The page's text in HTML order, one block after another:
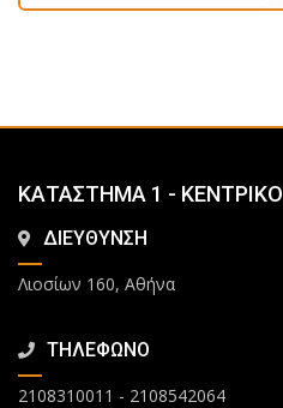
ΚΑΤΑΣΤΗΜΑ 1 - ΚΕΝΤΡΙΚΟ
ΔΙΕΥΘΥΝΣΗ
Λιοσίων 160, Αθήνα
ΤΗΛΕΦΩΝΟ
2108310011 - 2108542064